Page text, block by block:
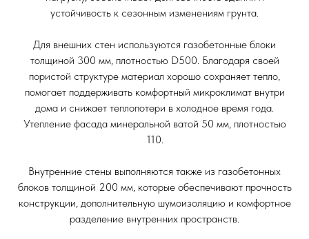
устойчивость к сезонным изменениям грунта.
Для внешних стен используются газобетонные блоки
толщиной 300 мм, плотностью D500. Благодаря своей
пористой структуре материал хорошо сохраняет тепло,
помогает поддерживать комфортный микроклимат внутри
дома и снижает теплопотери в холодное время года.
Утепление фасада минеральной ватой 50 мм, плотностью
110.
Внутренние стены выполняются также из газобетонных
блоков толщиной 200 мм, которые обеспечивают прочность
конструкции, дополнительную шумоизоляцию и комфортное
разделение внутренних пространств.